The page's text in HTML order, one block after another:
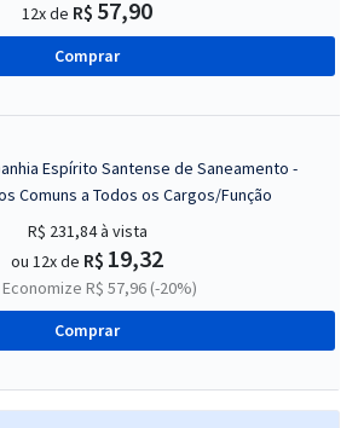
12x de R$ 57,90
Comprar
Espírito Santense de Saneamento -
Comuns a Todos os Cargos/Função
R$ 231,84à vista
ou 12x de R$ 19,32
Economize R$ 57,96 (-20%)
Comprar